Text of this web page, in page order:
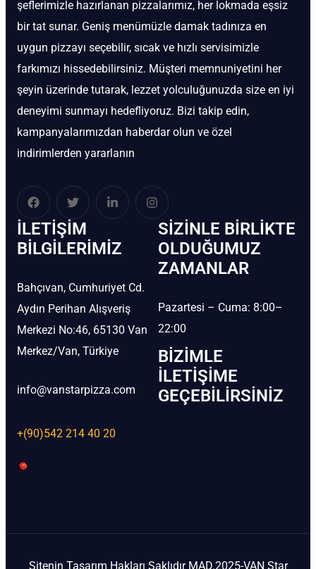
şeflerimizle hazırlanan pizzalarımız, her lokmada eşsiz
bir tat sunar. Geniş menümüzle damak tadınıza en
uygun pizzayı seçebilir, sıcak ve hızlı servisimizle
farkımızı hissedebilirsiniz. Müşteri memnuniyetini her
şeyin üzerinde tutarak, lezzet yolculuğunuzda size en iyi
deneyimi sunmayı hedefliyoruz. Bizi takip edin,
kampanyalarımızdan haberdar olun ve özel
indirimlerden yararlanın
İLETIŞIM
BİLGILERIMIZ
Bahçıvan, Cumhuriyet Cd.
Aydın Perihan Alışveriş
Merkezi No:46, 65130 Van
Merkez/Van, Türkiye
info@vanstarpizza.com
+(90)542 214 40 20
SIZINLE BIRLIKTE
OLDUĞUMUZ
ZAMANLAR
Pazartesi – Cuma: 8:00–
22:00
BIZIMLE
İLETIŞIME
GEÇEBILIRSINIZ
Sitenin Tasarım Hakları Saklıdır MAD.2025-VAN Star